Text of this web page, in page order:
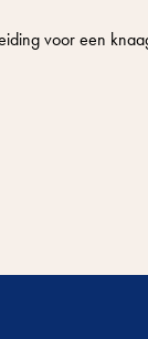
voor een